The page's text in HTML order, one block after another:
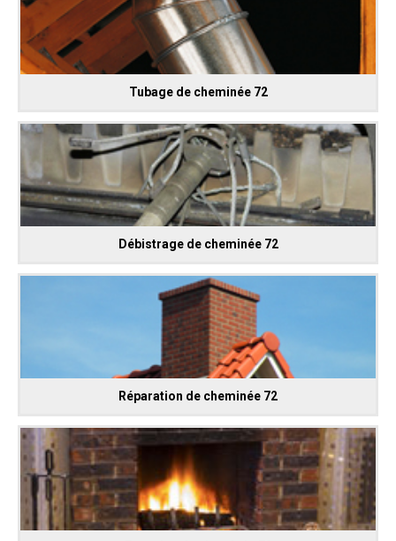
Tubage de cheminée 72
Débistrage de cheminée 72
Réparation de cheminée 72